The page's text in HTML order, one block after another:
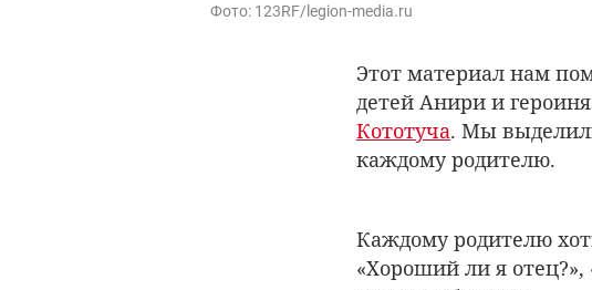
Фото: 123RF/legion-media.ru
Этот материал нам
детей Анири и
Кототуча. Мы
каждому родителю.
Каждому родителю
«Хороший ли я